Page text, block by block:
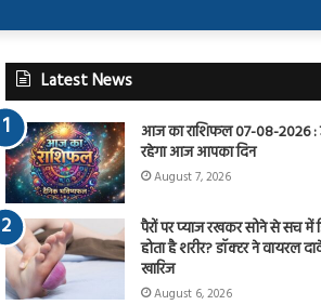
Latest News
आज का राशिफल 07-08-2026 :
रहेगा आज आपका दिन
August 7, 2026
पैरों पर प्याज रखकर सोने से सच में
होता है शरीर? डॉक्टर ने वायरल
खारिज
August 6, 2026